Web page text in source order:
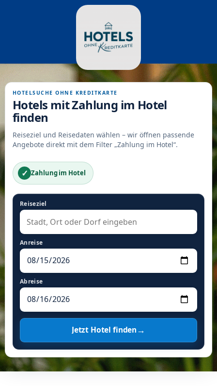
HOTELSUCHE OHNE KREDITKARTE
Hotels mit Zahlung im Hotel
finden
Reiseziel und Reisedaten wählen – wir öffnen passende
Angebote direkt mit dem Filter „Zahlung im Hotel“.
✓ Zahlung im Hotel
Reiseziel
Anreise
Abreise
Jetzt Hotel finden→